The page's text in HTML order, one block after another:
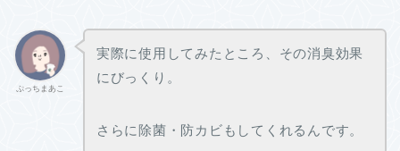
ぷっちまあこ
実際に使用してみたところ、その消臭効果
にびっくり。
さらに除菌・防カビもしてくれるんです。